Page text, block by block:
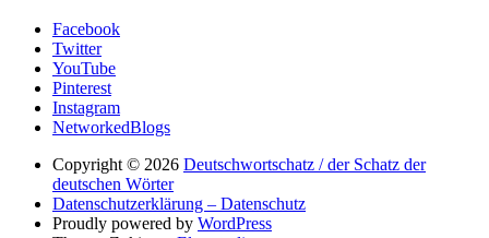
Facebook
Twitter
YouTube
Pinterest
Instagram
NetworkedBlogs
Copyright © 2026 Deutschwortschatz / der Schatz der
deutschen Wörter
Datenschutzerklärung – Datenschutz
Proudly powered by WordPress